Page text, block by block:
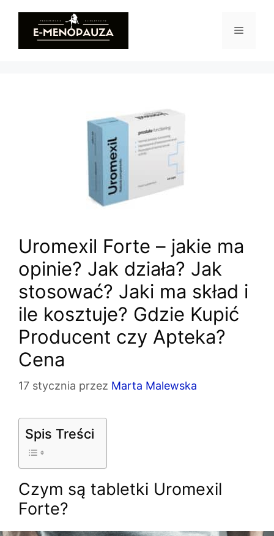
Menu
Uromexil Forte – jakie ma
opinie? Jak działa? Jak
stosować? Jaki ma skład i
ile kosztuje? Gdzie Kupić
Producent czy Apteka?
Cena
17 stycznia przez Marta Malewska
Spis Treści
Czym są tabletki Uromexil
Forte?